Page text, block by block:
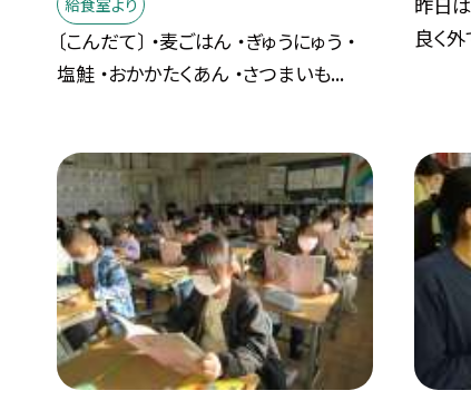
〔こんだて〕 ・麦ごはん ・ぎゅうにゅう ・
塩鮭 ・おかかたくあん ・さつまいも...
良く